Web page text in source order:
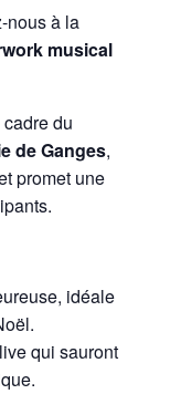
nous à la
musical
du
de Ganges,
promet une
idéale
qui sauront